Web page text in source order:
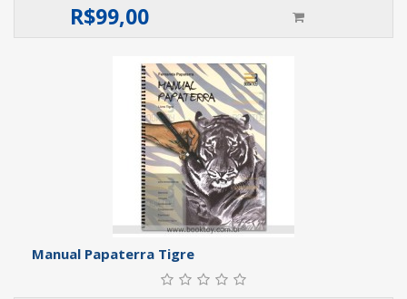
R$99,00
Manual Papaterra Tigre